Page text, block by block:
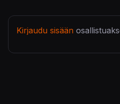
Kirjaudu sisään